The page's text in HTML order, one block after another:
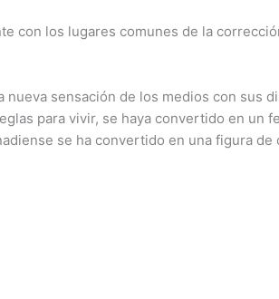
con los lugares comunes de la
sensación de los medios con sus
para vivir, se haya convertido en un
se ha convertido en una figura de